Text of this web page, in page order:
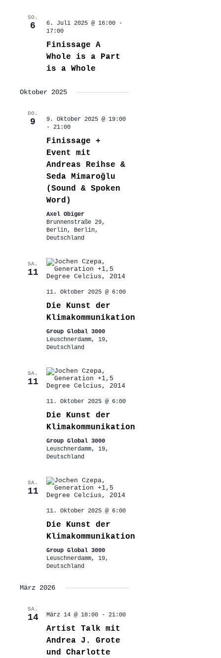
SO.
6 6. Juli 2025 @ 16:00-
17:00
Finissage A
Whole is a Part
is a Whole
Oktober 2025
DO.
9
9. Oktober 2025 @ 19:00
- 21:00
Finissage +
Event mit
Andreas Reihse &
Seda Mimaroğlu
(Sound & Spoken
Word)
Axel Obiger
Brunnenstraße 29,
Berlin, Berlin,
Deutschland
SA.
11
11. Oktober 2025 @ 6:00
Die Kunst der
Klimakommunikation
Group Global 3000
Leuschnerdamm, 19,
Deutschland
SA.
11
11. Oktober 2025 @ 6:00
Die Kunst der
Klimakommunikation
Group Global 3000
Leuschnerdamm, 19,
Deutschland
SA.
11
11. Oktober 2025 @ 6:00
Die Kunst der
Klimakommunikation
Group Global 3000
Leuschnerdamm, 19,
Deutschland
März 2026
SA.
14 März 14 @ 18:00- 21:00
Artist Talk mit
Andrea J. Grote
und Charlotte